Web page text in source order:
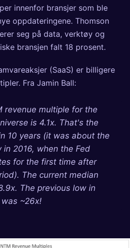
innenfor bransjer som ble
oppdateringene. Thomson
seg på data, verktøy og
bransjen falt 18 prosent.
(SaaS) er billigere
Fra Jamin Ball:
revenue multiple for the
is 4.1x. That's the
10 years (it was about the
in 2016, when the Fed
for the first time after
The current median
The previous low in
~26x!